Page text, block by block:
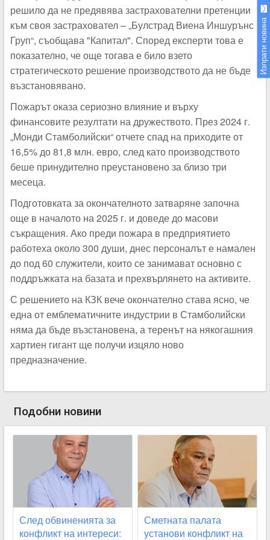
решило да не предявява застрахователни претенции
към своя застраховател – „Булстрад Виена Иншурънс
Груп“, съобщава "Капитал". Според експерти това е
показателно, че още тогава е било взето
стратегическото решение производството да не бъде
възстановявано.
Пожарът оказа сериозно влияние и върху
финансовите резултати на дружеството. През 2024 г.
„Монди Стамболийски“ отчете спад на приходите от
16,5% до 81,8 млн. евро, след като производството
беше принудително преустановено за близо три
месеца.
Подготовката за окончателното затваряне започна
още в началото на 2025 г. и доведе до масови
съкращения. Ако преди пожара в предприятието
работеха около 300 души, днес персоналът е намален
до под 60 служители, които се занимават основно с
поддръжката на базата и прехвърлянето на активите.
С решението на КЗК вече окончателно става ясно, че
една от емблематичните индустрии в Стамболийски
няма да бъде възстановена, а теренът на някогашния
хартиен гигант ще получи изцяло ново
предназначение.
Подобни новини
След обвиненията за
конфликт на интереси:
Сметната палата
установи конфликт на
Изпрати новина